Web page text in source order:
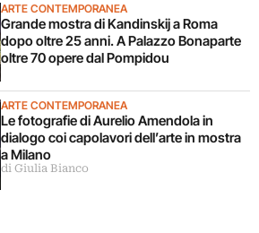
ARTE CONTEMPORANEA
Grande mostra di Kandinskij a Roma
dopo oltre 25 anni. A Palazzo Bonaparte
oltre 70 opere dal Pompidou
ARTE CONTEMPORANEA
Le fotografie di Aurelio Amendola in
dialogo coi capolavori dell’arte in mostra
a Milano
di Giulia Bianco